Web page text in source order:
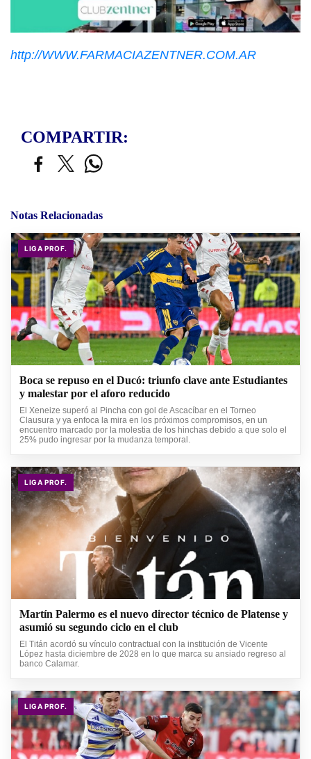
http://WWW.FARMACIAZENTNER.COM.AR
COMPARTIR:
Notas Relacionadas
LIGA PROF.
Boca se repuso en el Ducó: triunfo clave ante Estudiantes
y malestar por el aforo reducido
El Xeneize superó al Pincha con gol de Ascacíbar en el Torneo
Clausura y ya enfoca la mira en los próximos compromisos, en un
encuentro marcado por la molestia de los hinchas debido a que solo el
25% pudo ingresar por la mudanza temporal.
LIGA PROF.
Martín Palermo es el nuevo director técnico de Platense y
asumió su segundo ciclo en el club
El Titán acordó su vínculo contractual con la institución de Vicente
López hasta diciembre de 2028 en lo que marca su ansiado regreso al
banco Calamar.
LIGA PROF.